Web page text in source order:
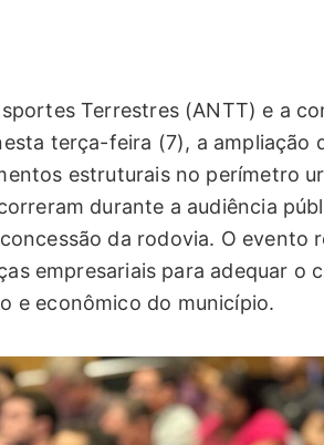
Terrestres (ANTT) e a
terça-feira (7), a ampliação
estruturais no perímetro
durante a audiência
da rodovia. O evento
empresariais para adequar o
e econômico do município.